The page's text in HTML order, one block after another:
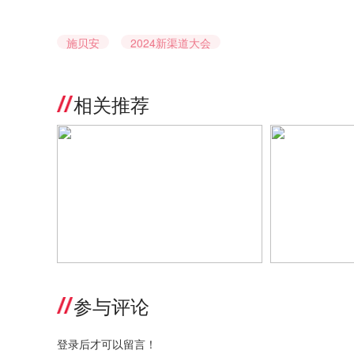
施贝安 2024新渠道大会
相关推荐
参与评论
登录后才可以留言！